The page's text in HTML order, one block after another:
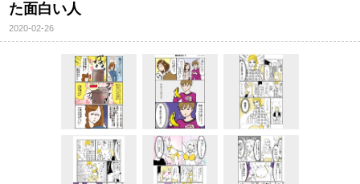
た面白い人
2020-02-26